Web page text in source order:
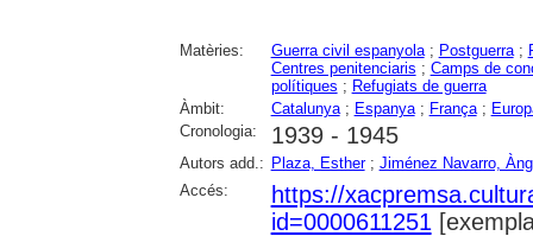
Matèries: Guerra civil espanyola; Postguerra;
Centres penitenciaris ; Camps de
polítiques ; Refugiats de guerra
Àmbit:
Catalunya; Espanya; França;
Cronologia:
1939 - 1945
Autors add.: Plaza, Esther; Jiménez Navarro,
Accés:
https://
id=0000611251